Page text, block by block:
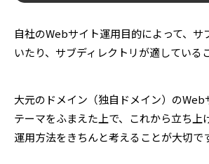
自社のWebサイト運用目的によって、サ
いたり、サブディレクトリが適している
大元のドメイン（独自ドメイン）のWeb
テーマをふまえた上で、これから立ち上
運用方法をきちんと考えることが大切で